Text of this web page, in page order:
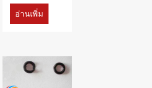
อ่านเพิ่ม